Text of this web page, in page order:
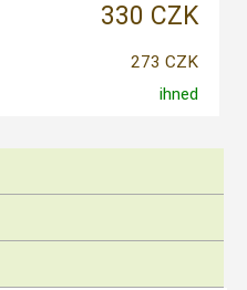
330 CZK
273 CZK
ihned